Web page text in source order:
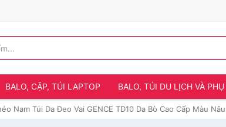
BALO, CẶP, TÚI LAPTOP BALO, TÚI DU LỊCH VÀ PHỤ
Nam Túi Da Đeo Vai GENCE TD10 Da Bò Cao Cấp Màu